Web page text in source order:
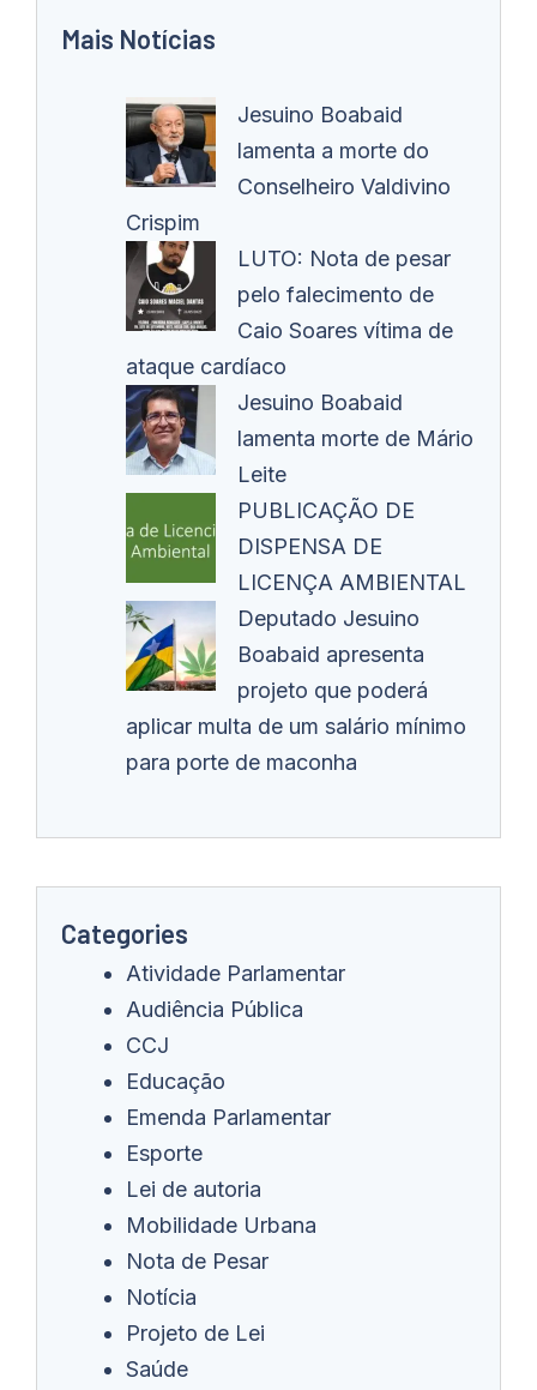
Mais Notícias
Jesuino Boabaid
lamenta a morte do
Conselheiro Valdivino
Crispim
LUTO: Nota de pesar
pelo falecimento de
Caio Soares vítima de
ataque cardíaco
Jesuino Boabaid
lamenta morte de Mário
Leite
PUBLICAÇÃO DE
DISPENSA DE
LICENÇA AMBIENTAL
Deputado Jesuino
Boabaid apresenta
projeto que poderá
aplicar multa de um salário mínimo
para porte de maconha
Categories
Atividade Parlamentar
Audiência Pública
CCJ
Educação
Emenda Parlamentar
Esporte
Lei de autoria
Mobilidade Urbana
Nota de Pesar
Notícia
Projeto de Lei
Saúde